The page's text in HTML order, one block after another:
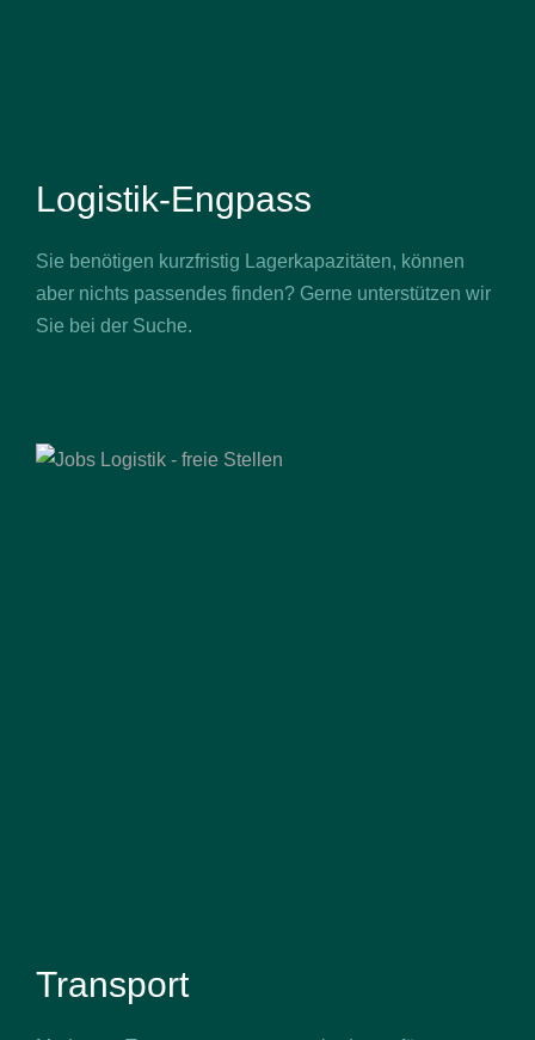
Logistik-Engpass
Sie benötigen kurzfristig Lagerkapazitäten, können
aber nichts passendes finden? Gerne unterstützen wir
Sie bei der Suche.
Transport